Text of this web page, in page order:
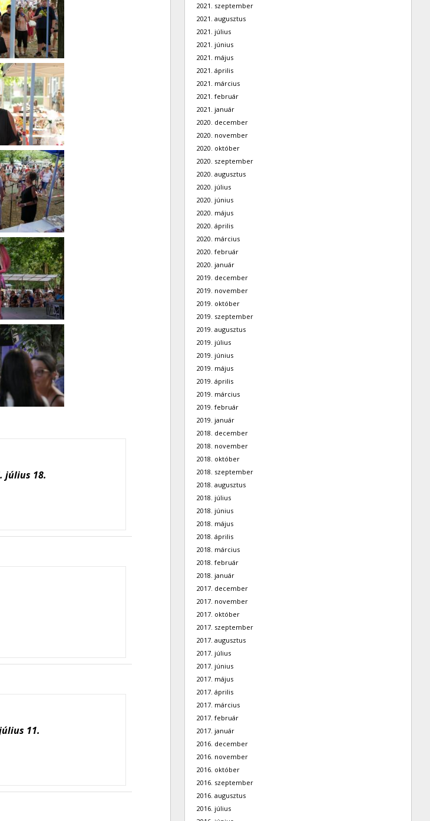
július 18.
11.
2021. szeptember
2021. augusztus
2021. július
2021. június
2021. május
2021. április
2021. március
2021. február
2021. január
2020. december
2020. november
2020. október
2020. szeptember
2020. augusztus
2020. július
2020. június
2020. május
2020. április
2020. március
2020. február
2020. január
2019. december
2019. november
2019. október
2019. szeptember
2019. augusztus
2019. július
2019. június
2019. május
2019. április
2019. március
2019. február
2019. január
2018. december
2018. november
2018. október
2018. szeptember
2018. augusztus
2018. július
2018. június
2018. május
2018. április
2018. március
2018. február
2018. január
2017. december
2017. november
2017. október
2017. szeptember
2017. augusztus
2017. július
2017. június
2017. május
2017. április
2017. március
2017. február
2017. január
2016. december
2016. november
2016. október
2016. szeptember
2016. augusztus
2016. július